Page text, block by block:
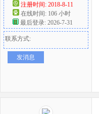
注册时间: 2018-8-11
在线时间: 106 小时
最后登录: 2026-7-31
联系方式:
发消息